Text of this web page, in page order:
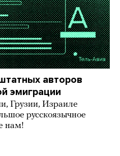
авторов
эмиграции
Грузии, Израиле
русскоязычное
нам!